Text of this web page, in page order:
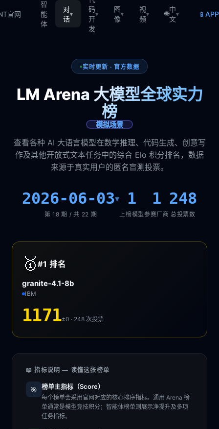
官网
智
能
体
对
话
▾
码
开
发
▾
图
像
▾
视
频
▾ 🌐
中
文
▾ 📱
实时更新 · 官方数据
LM Arena 大模型全球实力
榜
模拟场景
查看各种 AI 大语言模型在数学推理、代码生成、创意写
作及其他开放式文本任务中的综合 Elo 积分排名，数据
来源于真实用户的匿名盲测投票。
2026-06-03▾
第 18 期 / 共 22 期
1
上榜模型
1
参赛厂商
248
总投票数
🥇 #1排名
granite-4.1-8b
IBM
1171±0 · 248次投票
📖 指标说明 — 读懂这张榜单
🎯 榜单主指标（Score）
每个榜单会采用官网对应的核心排序指标。通用 Arena 榜
单通常是模型竞技积分；智能体榜单则展示净提升及多项
任务指标。